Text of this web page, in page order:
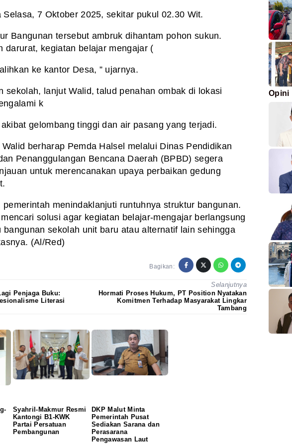
Selasa, 7 Oktober 2025, sekitar pukul 02.30 Wit.
Bangunan tersebut ambruk dihantam pohon sukun.
darurat, kegiatan belajar mengajar (
ke kantor Desa, ” ujarnya.
sekolah, lanjut Walid, talud penahan ombak di lokasi
k
gelombang tinggi dan air pasang yang terjadi.
berharap Pemda Halsel melalui Dinas Pendidikan
Penanggulangan Bencana Daerah (BPBD) segera
untuk merencanakan upaya perbaikan gedung
pemerintah menindaklanjuti runtuhnya struktur bangunan.
solusi agar kegiatan belajar-mengajar berlangsung
bangunan sekolah unit baru atau alternatif lain sehingga
(Al/Red)
Bagikan:
Penjaga Buku:
Literasi
Selanjutnya
Hormati Proses Hukum, PT Position Nyatakan
Komitmen Terhadap Masyarakat Lingkar
Tambang
Syahril-Makmur Resmi
Kantongi B1-KWK
Partai Persatuan
Pembangunan
DKP Malut Minta
Pemerintah Pusat
Sediakan Sarana dan
Perasarana
Pengawasan Laut
Opini